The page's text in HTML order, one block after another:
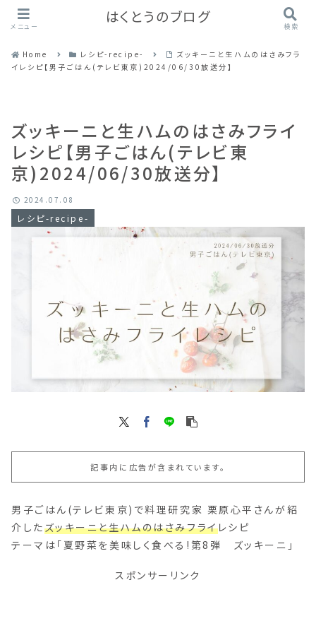
Home レシピ-recipe-
ズッキーニと生ハムのはさみフラ
イレシピ【男子ごはん(テレビ東京)2024/06/30放送分】
ズッキーニと生ハムのはさみフライ
レシピ【男子ごはん(テレビ東
京)2024/06/30放送分】
レシピ-recipe-
2024.07.08
記事内に広告が含まれています。
男子ごはん(テレビ東京)で料理研究家 栗原心平さんが紹
介したズッキーニと生ハムのはさみフライレシピ
テーマは「夏野菜を美味しく食べる!第8弾 ズッキーニ」
スポンサーリンク
メニュー
はくとうのブログ
検索